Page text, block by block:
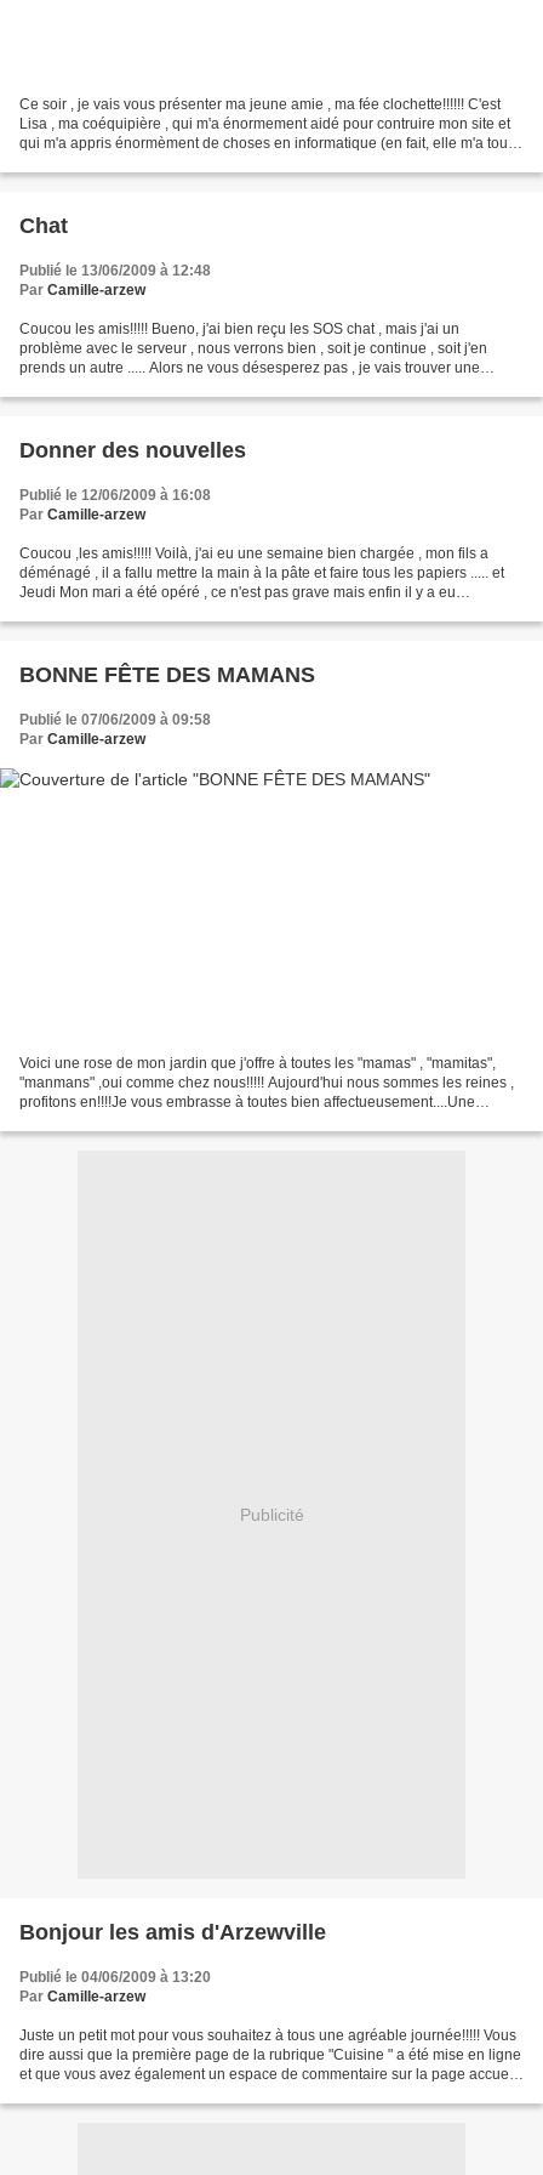
Ce soir , je vais vous présenter ma jeune amie , ma fée clochette!!!!!! C'est
Lisa , ma coéquipière , qui m'a énormement aidé pour contruire mon site et
qui m'a appris énormèment de choses en informatique (en fait, elle m'a tout
Chat
Publié le 13/06/2009 à 12:48
Par Camille-arzew
Coucou les amis!!!!! Bueno, j'ai bien reçu les SOS chat , mais j'ai un
problème avec le serveur , nous verrons bien , soit je continue , soit j'en
prends un autre ..... Alors ne vous désesperez pas , je vais trouver une
Donner des nouvelles
Publié le 12/06/2009 à 16:08
Par Camille-arzew
Coucou ,les amis!!!!! Voilà, j'ai eu une semaine bien chargée , mon fils a
déménagé , il a fallu mettre la main à la pâte et faire tous les papiers ..... et
Jeudi Mon mari a été opéré , ce n'est pas grave mais enfin il y a eu
BONNE FÊTE DES MAMANS
Publié le 07/06/2009 à 09:58
Par Camille-arzew
Voici une rose de mon jardin que j'offre à toutes les "mamas" , "mamitas",
"manmans" ,oui comme chez nous!!!!! Aujourd'hui nous sommes les reines ,
profitons en!!!!Je vous embrasse à toutes bien affectueusement....Une
Publicité
Bonjour les amis d'Arzewville
Publié le 04/06/2009 à 13:20
Par Camille-arzew
Juste un petit mot pour vous souhaitez à tous une agréable journée!!!!! Vous
dire aussi que la première page de la rubrique "Cuisine " a été mise en ligne
et que vous avez également un espace de commentaire sur la page accueil,